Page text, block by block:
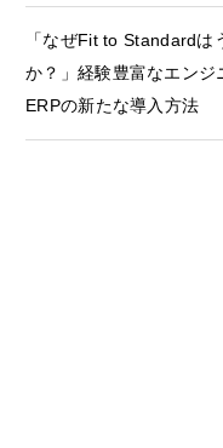
「なぜFit to Standardは
か？」経験豊富なエンジ
ERPの新たな導入方法